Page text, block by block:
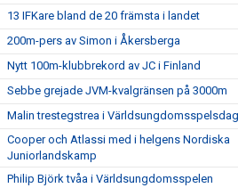
13 IFKare bland de 20 främsta i landet
200m-pers av Simon i Åkersberga
Nytt 100m-klubbrekord av JC i Finland
Sebbe grejade JVM-kvalgränsen på 3000m
Malin trestegstrea i
Cooper och Atlassi med i helgens Nordiska
Juniorlandskamp
Philip Björk tvåa i Världsungdomsspelen